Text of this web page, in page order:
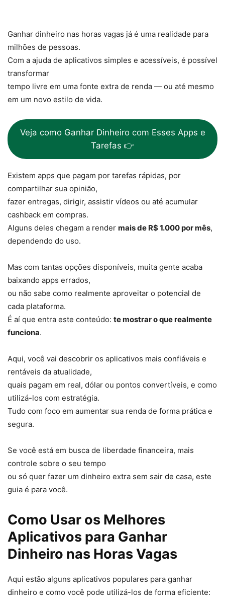
Ganhar dinheiro nas horas vagas já é uma realidade para
milhões de pessoas.
Com a ajuda de aplicativos simples e acessíveis, é possível
transformar
tempo livre em uma fonte extra de renda — ou até mesmo
em um novo estilo de vida.
Veja como Ganhar Dinheiro com Esses Apps e
Tarefas 👉
Existem apps que pagam por tarefas rápidas, por
compartilhar sua opinião,
fazer entregas, dirigir, assistir vídeos ou até acumular
cashback em compras.
Alguns deles chegam a render mais de R$ 1.000 por mês,
dependendo do uso.
Mas com tantas opções disponíveis, muita gente acaba
baixando apps errados,
ou não sabe como realmente aproveitar o potencial de
cada plataforma.
É aí que entra este conteúdo: te mostrar o que realmente
funciona.
Aqui, você vai descobrir os aplicativos mais confiáveis e
rentáveis da atualidade,
quais pagam em real, dólar ou pontos convertíveis, e como
utilizá-los com estratégia.
Tudo com foco em aumentar sua renda de forma prática e
segura.
Se você está em busca de liberdade financeira, mais
controle sobre o seu tempo
ou só quer fazer um dinheiro extra sem sair de casa, este
guia é para você.
Como Usar os Melhores
Aplicativos para Ganhar
Dinheiro nas Horas Vagas
Aqui estão alguns aplicativos populares para ganhar
dinheiro e como você pode utilizá-los de forma eficiente: